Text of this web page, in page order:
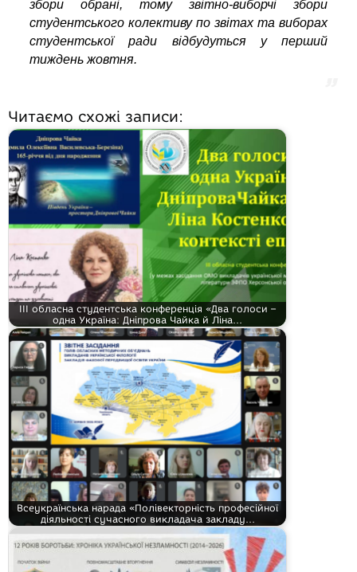
збори обрані, тому звітно-виборчі збори
студентського колективу по звітах та виборах
студентської ради відбудуться у перший
тиждень жовтня.
Читаємо схожі записи:
ІІІ обласна студентська конференція «Два голоси –
одна Україна: Дніпрова Чайка й Ліна…
Всеукраїнська нарада «Полівекторність професійної
діяльності сучасного викладача закладу…